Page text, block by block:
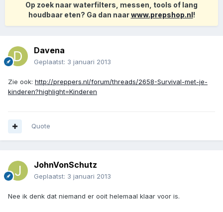
Op zoek naar waterfilters, messen, tools of lang
houdbaar eten? Ga dan naarwww.prepshop.nl!
Davena
Geplaatst: 3 januari 2013
Zie ook: http://preppers.nl/forum/threads/2658-Survival-met-je-
kinderen?highlight=Kinderen
Quote
JohnVonSchutz
Geplaatst: 3 januari 2013
Nee ik denk dat niemand er ooit helemaal klaar voor is.